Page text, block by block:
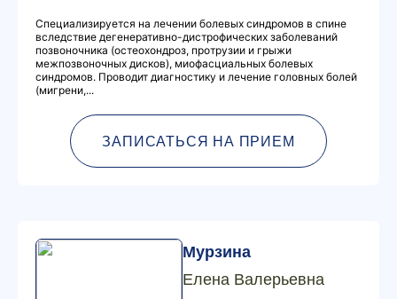
Специализируется на лечении болевых синдромов в спине
вследствие дегенеративно-дистрофических заболеваний
позвоночника (остеохондроз, протрузии и грыжи
межпозвоночных дисков), миофасциальных болевых
синдромов. Проводит диагностику и лечение головных болей
(мигрени,...
ЗАПИСАТЬСЯ НА ПРИЕМ
Мурзина
Елена Валерьевна